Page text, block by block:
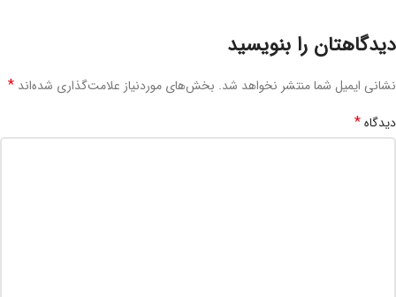
دیدگاهتان را بنویسید
نشانی ایمیل شما منتشر نخواهد شد. بخش‌های موردنیاز علامت‌گذاری شده‌اند *
دیدگاه*